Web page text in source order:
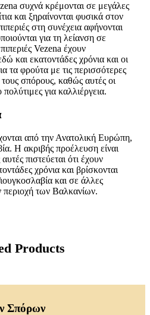
συχνά κρέμονται σε μεγάλες
και ξηραίνονται φυσικά στον
στη συνέχεια αφήνονται
για τη λείανση σε
Vezena έχουν
και εκατοντάδες χρόνια και οι
τα φρούτα με τις περισσότερες
σπόρους, καθώς αυτές οι
πολύτιμες για καλλιέργεια.
από την Ανατολική Ευρώπη,
Η ακριβής προέλευση είναι
πιστεύεται ότι έχουν
χρόνια και βρίσκονται
και σε άλλες
περιοχή των Βαλκανίων.
Products
Σπόρων